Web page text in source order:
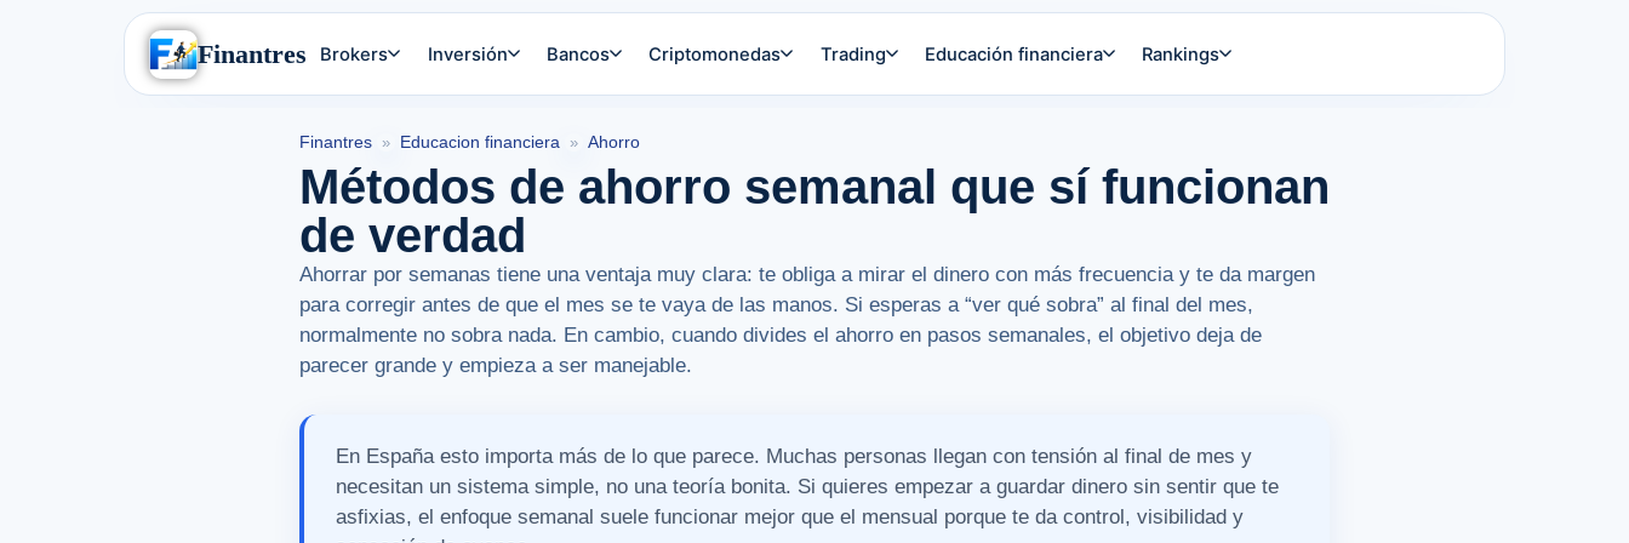
Finantres Brokers Inversión Bancos Criptomonedas Trading Educación financiera Rankings
Finantres » Educacion financiera » Ahorro
Métodos de ahorro semanal que sí funcionan
de verdad
Ahorrar por semanas tiene una ventaja muy clara: te obliga a mirar el dinero con más frecuencia y te da margen
para corregir antes de que el mes se te vaya de las manos. Si esperas a “ver qué sobra” al final del mes,
normalmente no sobra nada. En cambio, cuando divides el ahorro en pasos semanales, el objetivo deja de
parecer grande y empieza a ser manejable.
En España esto importa más de lo que parece. Muchas personas llegan con tensión al final de mes y
necesitan un sistema simple, no una teoría bonita. Si quieres empezar a guardar dinero sin sentir que te
asfixias, el enfoque semanal suele funcionar mejor que el mensual porque te da control, visibilidad y